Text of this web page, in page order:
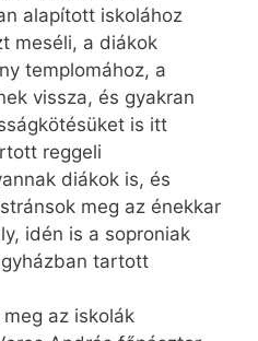
alapított iskolához
meséli, a diákok
templomához, a
vissza, és gyakran
is itt
reggeli
diákok is, és
meg az énekkar
idén is a soproniak
tartott
az iskolák